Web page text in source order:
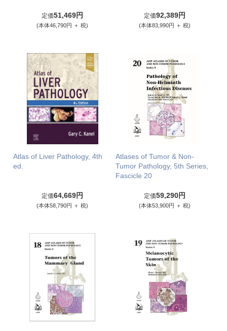
定価51,469円
(本体46,790円 ＋ 税)
定価92,389円
(本体83,990円 ＋ 税)
Atlas of Liver Pathology, 4th
ed.
定価64,669円
(本体58,790円 ＋ 税)
Atlases of Tumor & Non-
Tumor Pathology, 5th Series,
Fascicle 20
定価59,290円
(本体53,900円 ＋ 税)